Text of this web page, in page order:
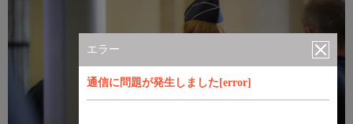
エラー
通信に問題が発生しました[error]